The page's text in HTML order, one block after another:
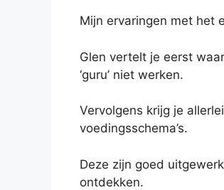
Mijn ervaringen met het
Glen vertelt je eerst
‘guru’ niet werken.
Vervolgens krijg je
voedingsschema’s.
Deze zijn goed
ontdekken.